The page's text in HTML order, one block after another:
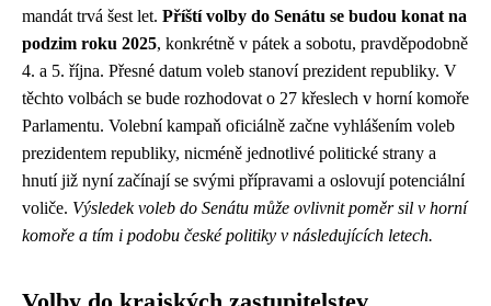
mandát trvá šest let. Příští volby do Senátu se budou konat na
podzim roku 2025, konkrétně v pátek a sobotu, pravděpodobně
4. a 5. října. Přesné datum voleb stanoví prezident republiky. V
těchto volbách se bude rozhodovat o 27 křeslech v horní komoře
Parlamentu. Volební kampaň oficiálně začne vyhlášením voleb
prezidentem republiky, nicméně jednotlivé politické strany a
hnutí již nyní začínají se svými přípravami a oslovují potenciální
voliče. Výsledek voleb do Senátu může ovlivnit poměr sil v horní
komoře a tím i podobu české politiky v následujících letech.